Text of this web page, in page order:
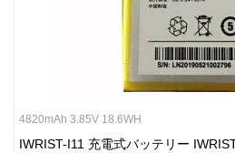
4820mAh 3.85V 18.6WH
IWRIST-I11 充電式バッテリー